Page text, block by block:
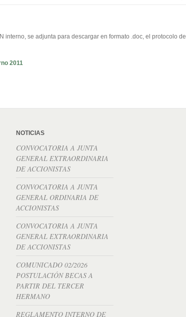
interno, se adjunta para descargar en formato .doc, el protocolo del
2011
NOTICIAS
CONVOCATORIA A JUNTA
GENERAL EXTRAORDINARIA
DE ACCIONISTAS
CONVOCATORIA A JUNTA
GENERAL ORDINARIA DE
ACCIONISTAS
CONVOCATORIA A JUNTA
GENERAL EXTRAORDINARIA
DE ACCIONISTAS
COMUNICADO 02/2026
POSTULACIÓN BECAS A
PARTIR DEL TERCER
HERMANO
REGLAMENTO INTERNO DE